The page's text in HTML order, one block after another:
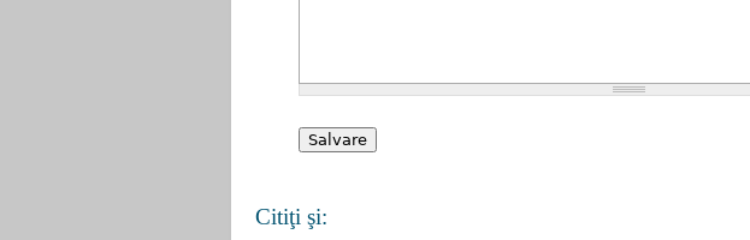
Citiţi şi: